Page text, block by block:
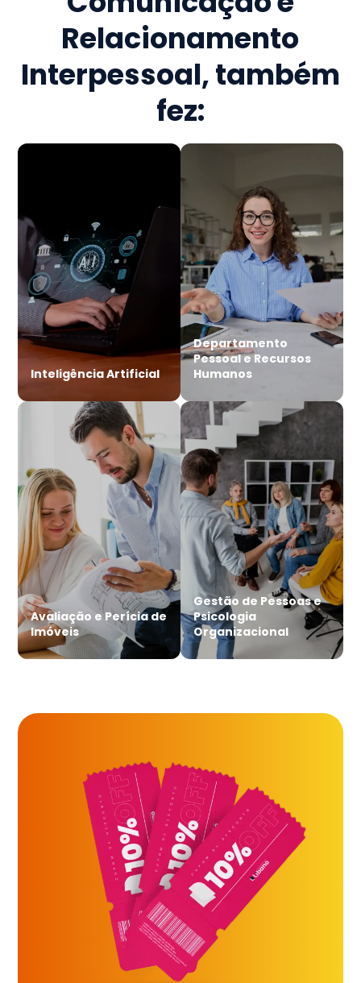
Relacionamento
Interpessoal, também
fez:
Inteligência Artificial
Departamento
Pessoal e Recursos
Humanos
Avaliação e Perícia de
Imóveis
Gestão de Pessoas e
Psicologia
Organizacional